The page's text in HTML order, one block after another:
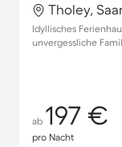
Tholey,
Idyllisches
unvergessliche
ab 197 €
pro Nacht